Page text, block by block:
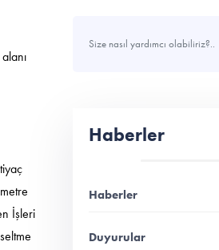
İşleri
Haberler
Haberler
Duyurular